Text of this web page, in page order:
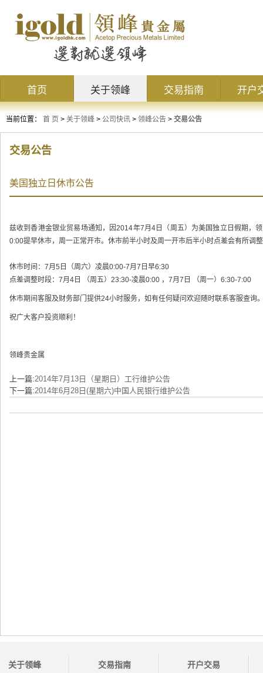
首页 关于领峰 交易指南 开户
当前位置： 首 页 > 关于领峰 > 公司快讯 > 领峰公告 > 交易公告
交易公告
美国独立日休市公告
兹收到香港金银业贸易场通知，因2014年7月4日（周五）为美国独立日假期，
0:00提早休市，周一正常开市。休市前半小时及周一开市后半小时点差会有所调
休市时间：7月5日（周六）凌晨0:00-7月7日早6:30
点差调整时段：7月4日 （周五）23:30-凌晨0:00 ，7月7日 （周一）6:30-7:00
休市期间客服及财务部门提供24小时服务，如有任何疑问欢迎随时联系客服查询
祝广大客户投资顺利！
领峰贵金属
上一篇:2014年7月13日（星期日）工行维护公告
下一篇:2014年6月28日(星期六)中国人民银行维护公告
关于领峰 交易指南 开户交易